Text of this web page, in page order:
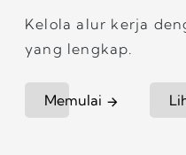
Kelola alur kerja
yang lengkap.
Memulai